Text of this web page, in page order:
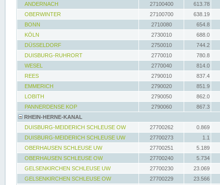
ANDERNACH
27100400
613.78
OBERWINTER
27100700
638.19
BONN
2710080
654.8
KÖLN
2730010
688.0
DÜSSELDORF
2750010
744.2
DUISBURG-RUHRORT
2770010
780.8
WESEL
2770040
814.0
REES
2790010
837.4
EMMERICH
2790020
851.9
LOBITH
2790050
862.0
PANNERDENSE KOP
2790060
867.3
RHEIN-HERNE-KANAL
DUISBURG-MEIDERICH SCHLEUSE OW
27700262
0.869
DUISBURG-MEIDERICH SCHLEUSE UW
27700273
1.1
OBERHAUSEN SCHLEUSE UW
27700251
5.189
OBERHAUSEN SCHLEUSE OW
27700240
5.734
GELSENKIRCHEN SCHLEUSE UW
27700230
23.069
GELSENKIRCHEN SCHLEUSE OW
27700229
23.566